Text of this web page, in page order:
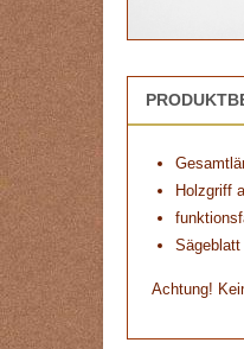
Holzgriff
Achtung!